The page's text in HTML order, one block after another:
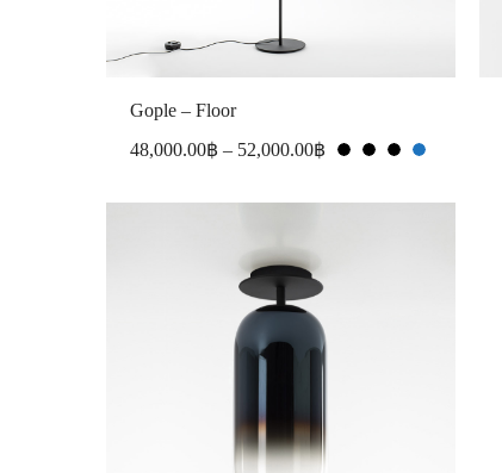
Gople – Floor
48,000.00฿ – 52,000.00฿